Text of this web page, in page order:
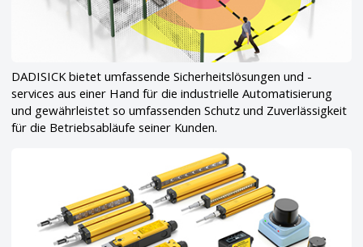
DADISICK bietet umfassende Sicherheitslösungen und -
services aus einer Hand für die industrielle Automatisierung
und gewährleistet so umfassenden Schutz und Zuverlässigkeit
für die Betriebsabläufe seiner Kunden.